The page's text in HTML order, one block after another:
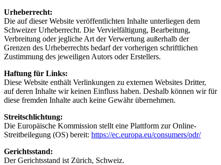
Urheberrecht:
Die auf dieser Website veröffentlichten Inhalte unterliegen dem
Schweizer Urheberrecht. Die Vervielfältigung, Bearbeitung,
Verbreitung oder jegliche Art der Verwertung außerhalb der
Grenzen des Urheberrechts bedarf der vorherigen schriftlichen
Zustimmung des jeweiligen Autors oder Erstellers.
Haftung für Links:
Diese Website enthält Verlinkungen zu externen Websites Dritter,
auf deren Inhalte wir keinen Einfluss haben. Deshalb können wir für
diese fremden Inhalte auch keine Gewähr übernehmen.
Streitschlichtung:
Die Europäische Kommission stellt eine Plattform zur Online-
Streitbeilegung (OS) bereit: https://ec.europa.eu/consumers/odr/
Gerichtsstand:
Der Gerichtsstand ist Zürich, Schweiz.